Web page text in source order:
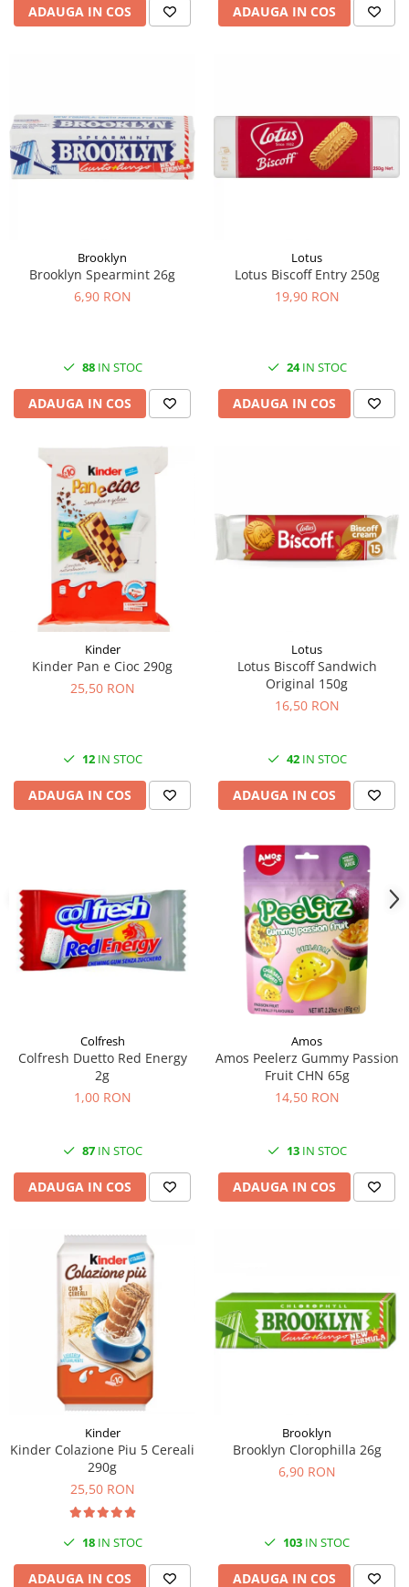
ADAUGA IN COS ADAUGA IN COS
Brooklyn
Brooklyn Spearmint 26g
6,90 RON
88IN STOC
ADAUGA IN COS
Lotus
Lotus Biscoff Entry 250g
19,90 RON
24IN STOC
ADAUGA IN COS
Kinder
Kinder Pan e Cioc 290g
25,50 RON
12IN STOC
ADAUGA IN COS
Lotus
Lotus Biscoff Sandwich
Original 150g
16,50 RON
42IN STOC
ADAUGA IN COS
Colfresh
Colfresh Duetto Red Energy
2g
1,00 RON
87IN STOC
ADAUGA IN COS
Amos
Amos Peelerz Gummy Passion
Fruit CHN 65g
14,50 RON
13IN STOC
ADAUGA IN COS
Kinder
Kinder Colazione Piu 5 Cereali
290g
25,50 RON
18IN STOC
ADAUGA IN COS
Brooklyn
Brooklyn Clorophilla 26g
6,90 RON
103 IN STOC
ADAUGA IN COS